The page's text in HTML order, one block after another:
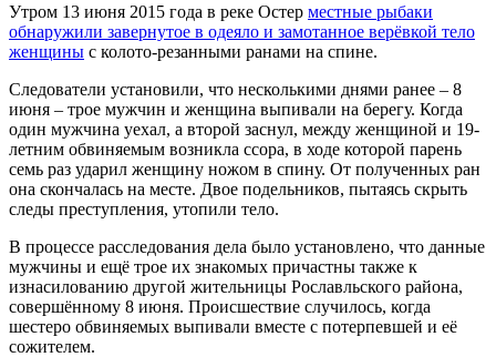
Утром 13 июня 2015 года в реке Остер местные рыбаки
обнаружили завернутое в одеяло и замотанное верёвкой тело
женщины с колото-резанными ранами на спине.
Следователи установили, что несколькими днями ранее – 8
июня – трое мужчин и женщина выпивали на берегу. Когда
один мужчина уехал, а второй заснул, между женщиной и 19-
летним обвиняемым возникла ссора, в ходе которой парень
семь раз ударил женщину ножом в спину. От полученных ран
она скончалась на месте. Двое подельников, пытаясь скрыть
следы преступления, утопили тело.
В процессе расследования дела было установлено, что данные
мужчины и ещё трое их знакомых причастны также к
изнасилованию другой жительницы Рославльского района,
совершённому 8 июня. Происшествие случилось, когда
шестеро обвиняемых выпивали вместе с потерпевшей и её
сожителем.